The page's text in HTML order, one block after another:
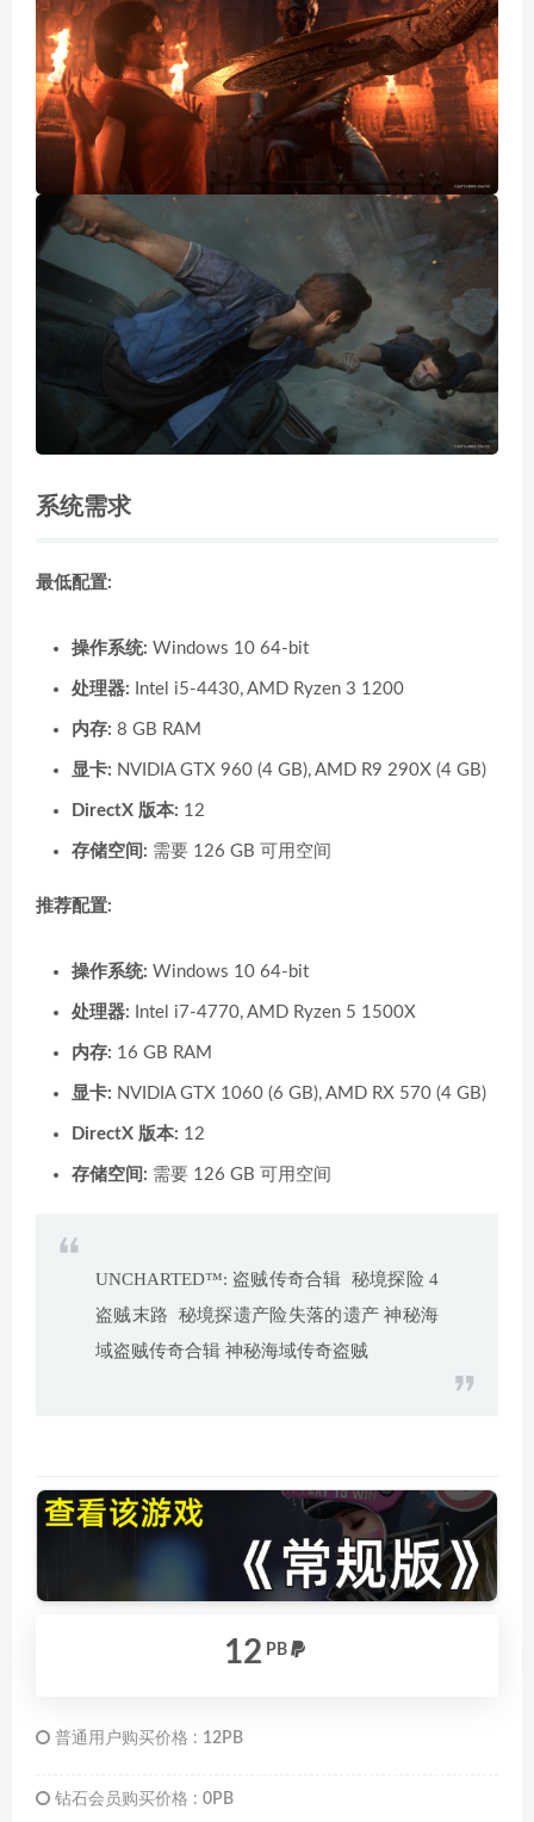
系统需求
最低配置:
操作系统: Windows 10 64-bit
处理器: Intel i5-4430, AMD Ryzen 3 1200
内存: 8 GB RAM
显卡: NVIDIA GTX 960 (4 GB), AMD R9 290X (4 GB)
DirectX 版本: 12
存储空间: 需要 126 GB 可用空间
推荐配置:
操作系统: Windows 10 64-bit
处理器: Intel i7-4770, AMD Ryzen 5 1500X
内存: 16 GB RAM
显卡: NVIDIA GTX 1060 (6 GB), AMD RX 570 (4 GB)
DirectX 版本: 12
存储空间: 需要 126 GB 可用空间
UNCHARTED™: 盗贼传奇合辑 秘境探险 4
盗贼末路 秘境探遗产险失落的遗产 神秘海
域盗贼传奇合辑 神秘海域传奇盗贼
12 PB
普通用户购买价格 : 12PB
钻石会员购买价格 : 0PB